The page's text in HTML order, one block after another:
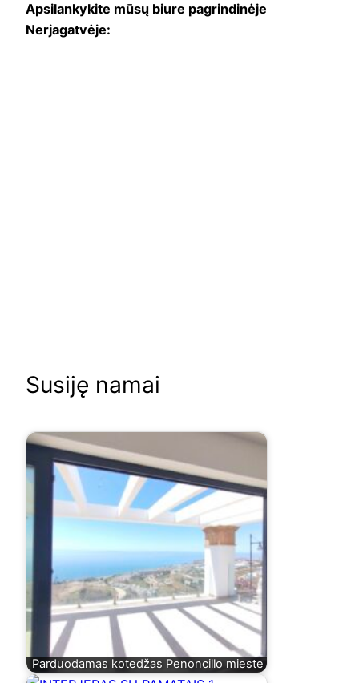
Apsilankykite mūsų biure pagrindinėje
Nerjagatvėje:
Susiję namai
Parduodamas kotedžas Penoncillo mieste